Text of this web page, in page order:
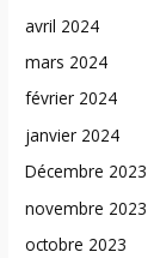
avril 2024
mars 2024
février 2024
janvier 2024
Décembre 2023
novembre 2023
octobre 2023